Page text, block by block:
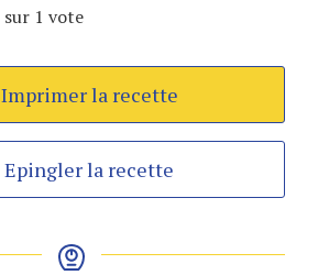
sur 1 vote
Imprimer la recette
Epingler la recette